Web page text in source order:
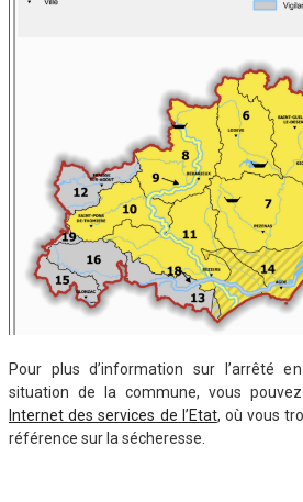
Pour plus d’information sur l’arrêté
situation de la commune, vous
Internet des services de l’Etat, où vous
référence sur la sécheresse.